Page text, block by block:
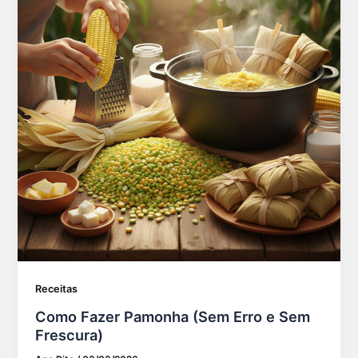
Receitas
Como Fazer Pamonha (Sem Erro e Sem
Frescura)